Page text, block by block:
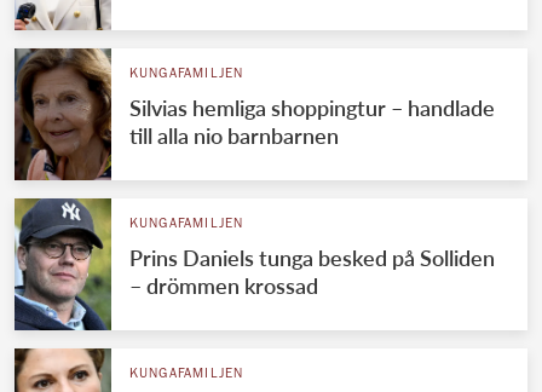
KUNGAFAMILJEN
Silvias hemliga shoppingtur – handlade
till alla nio barnbarnen
KUNGAFAMILJEN
Prins Daniels tunga besked på Solliden
– drömmen krossad
KUNGAFAMILJEN